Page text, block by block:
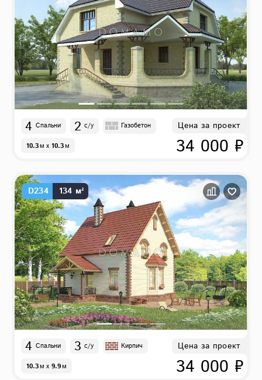
4 Спальни 2 с/у Газобетон
10.3м x 10.3м
Цена за проект
34 000 ₽
D234 134 м²
4 Спальни 3 с/у Кирпич
10.3м x 9.9м
Цена за проект
34 000 ₽